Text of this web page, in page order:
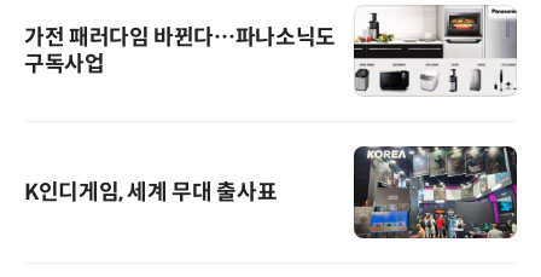
가전 패러다임 바뀐다…파나소닉도
구독사업
K인디게임, 세계 무대 출사표